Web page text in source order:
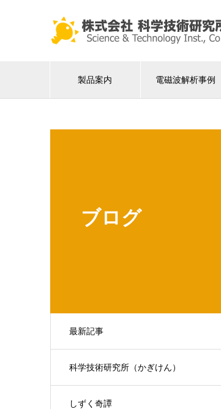
製品案内 電磁波解析事例
ブログ
最新記事
科学技術研究所（かぎけん）
しずく奇譚